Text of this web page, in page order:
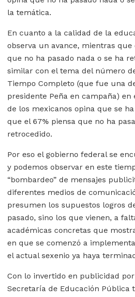
la temática.
En cuanto a la calidad de la
observa un avance, mientras que
que no ha pasado nada o se ha
similar con el tema del número
Tiempo Completo (que fue una
presidente Peña en campaña) en
de los mexicanos opina que se
que el 67% piensa que no ha
retrocedido.
Por eso el gobierno federal se
y podemos observar en este
“bombardeo” de mensajes
diferentes medios de
presumen los supuestos logros
pasado, sino los que vienen, a
académicas concretas que
en que se comenzó a
el actual sexenio ya haya
Con lo invertido en publicidad
Secretaría de Educación Pública